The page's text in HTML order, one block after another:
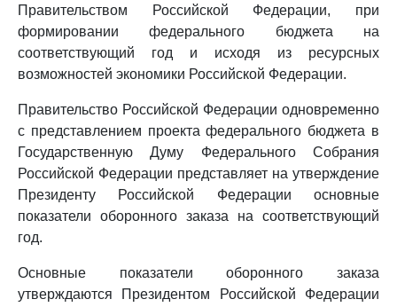
Правительством Российской Федерации, при
формировании федерального бюджета на
соответствующий год и исходя из ресурсных
возможностей экономики Российской Федерации.
Правительство Российской Федерации одновременно
с представлением проекта федерального бюджета в
Государственную Думу Федерального Собрания
Российской Федерации представляет на утверждение
Президенту Российской Федерации основные
показатели оборонного заказа на соответствующий
год.
Основные показатели оборонного заказа
утверждаются Президентом Российской Федерации